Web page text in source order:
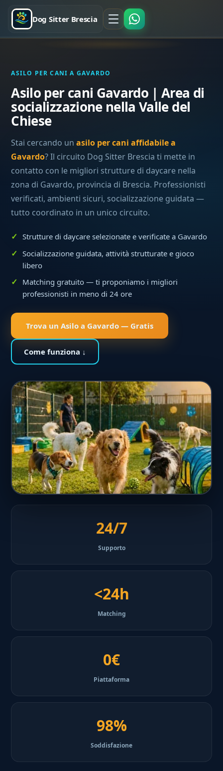
Dog Sitter Brescia
ASILO PER CANI A GAVARDO
Asilo per cani Gavardo | Area di
socializzazione nella Valle del
Chiese
Stai cercando unasilo per cani affidabile a
Gavardo? Il circuito Dog Sitter Brescia ti mette in
contatto con le migliori strutture di daycare nella
zona di Gavardo, provincia di Brescia. Professionisti
verificati, ambienti sicuri, socializzazione guidata —
tutto coordinato in un unico circuito.
Strutture di daycare selezionate e verificate a Gavardo
Socializzazione guidata, attività strutturate e gioco
libero
Matching gratuito — ti proponiamo i migliori
professionisti in meno di 24 ore
Trova un Asilo a Gavardo — Gratis
Come funziona ↓
24/7
Supporto
<24h
Matching
0€
Piattaforma
98%
Soddisfazione